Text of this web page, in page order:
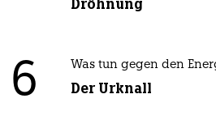
Dröhnung
6 Was tun gegen den
Der Urknall